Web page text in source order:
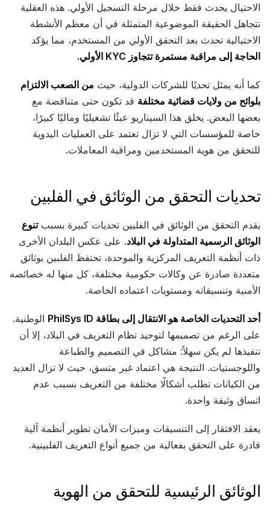
الاحتيال يحدث فقط خلال مرحلة التسجيل الأولي. هذه العقلية
تتجاهل الحقيقة الموضوعية المتمثلة في أن معظم الأنشطة
الاحتيالية تحدث بعد التحقق الأولي من المستخدم، مما يؤكد
الحاجة إلى مراقبة مستمرة تتجاوز KYC الأولي.
كما أنه يمثل تحديًا للشركات الدولية، حيث من الصعب الالتزام
بلوائح من ولايات قضائية مختلفة قد تكون حتى متناقضة مع
بعضها البعض. يخلق هذا السيناريو عبئًا تشغيليًا وماليًا كبيرًا،
خاصة للمؤسسات التي لا تزال تعتمد على العمليات اليدوية
للتحقق من هوية المستخدمين ومراقبة المعاملات.
تحديات التحقق من الوثائق في الفلبين
يقدم التحقق من الوثائق في الفلبين تحديات كبيرة بسببتنوع
الوثائق الرسمية المتداولة في البلاد. على عكس البلدان الأخرى
ذات أنظمة التعريف المركزية والموحدة، تحتفظ الفلبين بوثائق
متعددة صادرة عن وكالات حكومية مختلفة، كل منها له خصائصه
الأمنية وتنسيقاته ومستويات اعتماده الخاصة.
أحد التحديات الخاصة هو الانتقال إلى بطاقة PhilSys ID
الوطنية.
على الرغم من تصميمها لتوحيد نظام التعريف في البلاد، إلا أن
تنفيذها لم يكن سهلاً: مشاكل في التصميم والطباعة
واللوجستيات. النتيجة هي اعتماد غير متسق، حيث لا تزال العديد
من الكيانات تطلب أشكالًا مختلفة من التعريف بسبب عدم
اتساق وثيقة واحدة.
يعقد الافتقار إلى التنسيقات وميزات الأمان تطوير أنظمة آلية
قادرة على التحقق بفعالية من جميع أنواع التعريف الفلبينية.
الوثائق الرئيسية للتحقق من الهوية